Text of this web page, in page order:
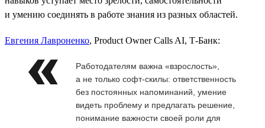
и умению соединять в работе знания из разных областей.
Евгения Лавроненко, Product Owner Calls AI, Т-Банк:
Работодателям важна «взрослость»,
а не только софт-скилы: ответственность
без постоянных напоминаний, умение
видеть проблему и предлагать решение,
понимание важности своей роли для